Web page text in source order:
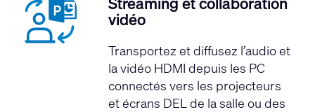
vidéo
Transportez et diffusez l’audio et
la vidéo HDMI depuis les PC
connectés vers les projecteurs
et écrans DEL de la salle ou des